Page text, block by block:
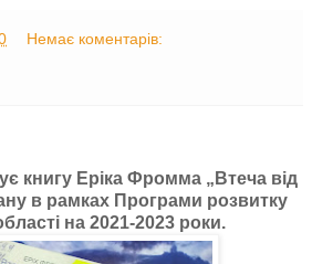
Немає коментарів:
книгу Еріка Фромма „Втеча від
в рамках Програми розвитку
на 2021-2023 роки.